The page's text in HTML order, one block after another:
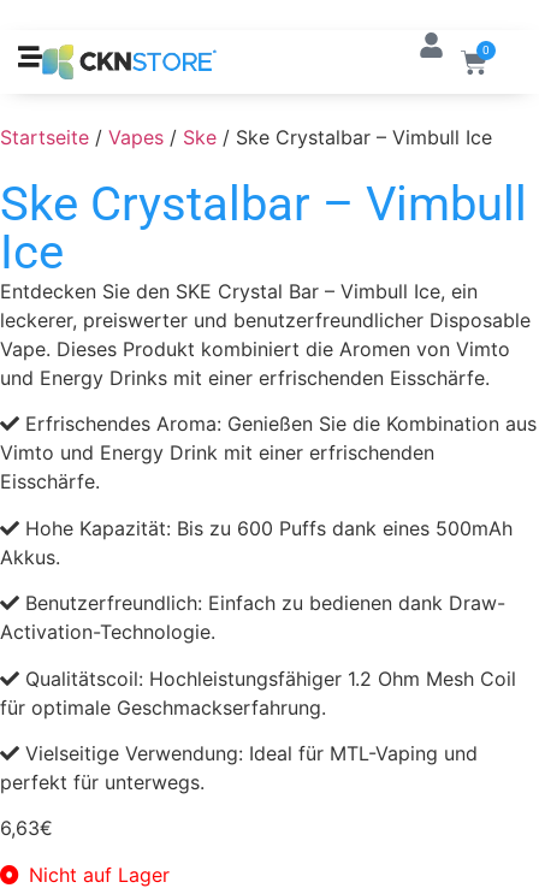
0
Startseite / Vapes / Ske / Ske Crystalbar – Vimbull Ice
Ske Crystalbar – Vimbull
Ice
Entdecken Sie den SKE Crystal Bar – Vimbull Ice, ein
leckerer, preiswerter und benutzerfreundlicher Disposable
Vape. Dieses Produkt kombiniert die Aromen von Vimto
und Energy Drinks mit einer erfrischenden Eisschärfe.
Erfrischendes Aroma: Genießen Sie die Kombination aus
Vimto und Energy Drink mit einer erfrischenden
Eisschärfe.
Hohe Kapazität: Bis zu 600 Puffs dank eines 500mAh
Akkus.
Benutzerfreundlich: Einfach zu bedienen dank Draw-
Activation-Technologie.
Qualitätscoil: Hochleistungsfähiger 1.2 Ohm Mesh Coil
für optimale Geschmackserfahrung.
Vielseitige Verwendung: Ideal für MTL-Vaping und
perfekt für unterwegs.
6,63€
Nicht auf Lager